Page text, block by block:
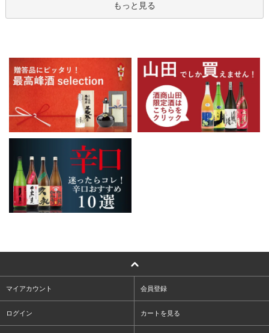
もっと見る
マイアカウント 会員登録
ログイン カートを見る